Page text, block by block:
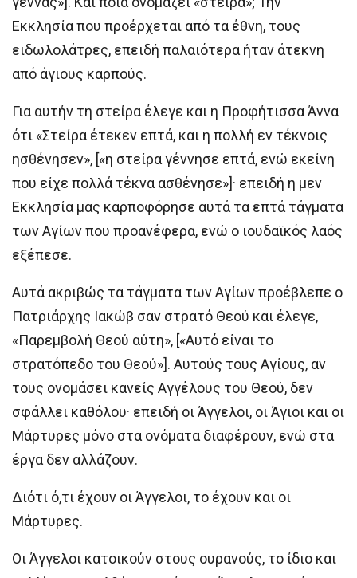
Εκκλησία που προέρχεται από τα έθνη, τους
ειδωλολάτρες, επειδή παλαιότερα ήταν άτεκνη
από άγιους καρπούς.
Για αυτήν τη στείρα έλεγε και η Προφήτισσα Άννα
ότι «Στείρα έτεκεν επτά, και η πολλή εν τέκνοις
ησθένησεν», [«η στείρα γέννησε επτά, ενώ εκείνη
που είχε πολλά τέκνα ασθένησε»]· επειδή η μεν
Εκκλησία μας καρποφόρησε αυτά τα επτά τάγματα
των Αγίων που προανέφερα, ενώ ο ιουδαϊκός λαός
εξέπεσε.
Αυτά ακριβώς τα τάγματα των Αγίων προέβλεπε ο
Πατριάρχης Ιακώβ σαν στρατό Θεού και έλεγε,
«Παρεμβολή Θεού αύτη», [«Αυτό είναι το
στρατόπεδο του Θεού»]. Αυτούς τους Αγίους, αν
τους ονομάσει κανείς Αγγέλους του Θεού, δεν
σφάλλει καθόλου· επειδή οι Άγγελοι, οι Άγιοι και οι
Μάρτυρες μόνο στα ονόματα διαφέρουν, ενώ στα
έργα δεν αλλάζουν.
Διότι ό,τι έχουν οι Άγγελοι, το έχουν και οι
Μάρτυρες.
Οι Άγγελοι κατοικούν στους ουρανούς, το ίδιο και